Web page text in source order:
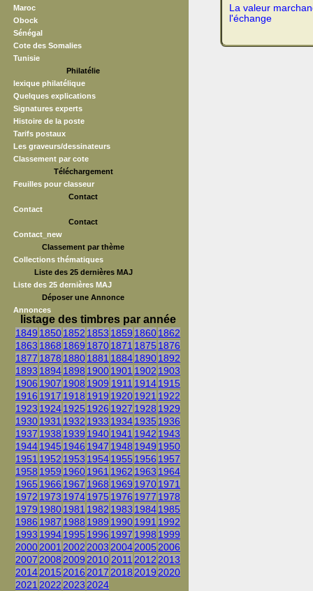
Maroc
Obock
Sénégal
Cote des Somalies
Tunisie
Philatélie
lexique philatélique
Quelques explications
Signatures experts
Histoire de la poste
Tarifs postaux
Les graveurs/dessinateurs
Classement par cote
Téléchargement
Feuilles pour classeur
Contact
Contact
Contact
Contact_new
Classement par thème
Collections thématiques
Liste des 25 dernières MAJ
Liste des 25 dernières MAJ
Déposer une Annonce
Annonces
listage des timbres par année
1849 18501852 1853 1859 18601862
1863 1868 1869 18701871 1875 1876
1877 1878 18801881 188418901892
1893 18941898 19001901 1902 1903
1906 1907 1908 1909 1911 19141915
1916 1917 1918 1919 19201921 1922
1923 19241925 1926 1927 1928 1929
19301931 1932 1933 19341935 1936
1937 1938 1939 19401941 1942 1943
19441945 1946 1947 1948 1949 1950
1951 1952 1953 19541955 1956 1957
1958 1959 19601961 1962 1963 1964
1965 1966 1967 1968 1969 19701971
1972 1973 19741975 1976 1977 1978
1979 19801981 1982 1983 19841985
1986 1987 1988 1989 19901991 1992
1993 19941995 1996 1997 1998 1999
20002001 2002 2003 20042005 2006
2007 2008 2009 2010 2011 2012 2013
20142015 2016 2017 2018 2019 2020
2021 2022 2023 2024
La valeur
l'échange